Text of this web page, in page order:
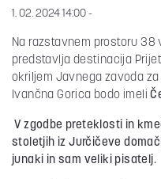
1. 02. 2024 14:00 -
Na razstavnem prostoru 38
predstavlja destinacija
okriljem Javnega zavoda
Ivančna Gorica bodo imeli
V zgodbe preteklosti in
stoletjih iz Jurčičeve
junaki in sam veliki pisatelj.